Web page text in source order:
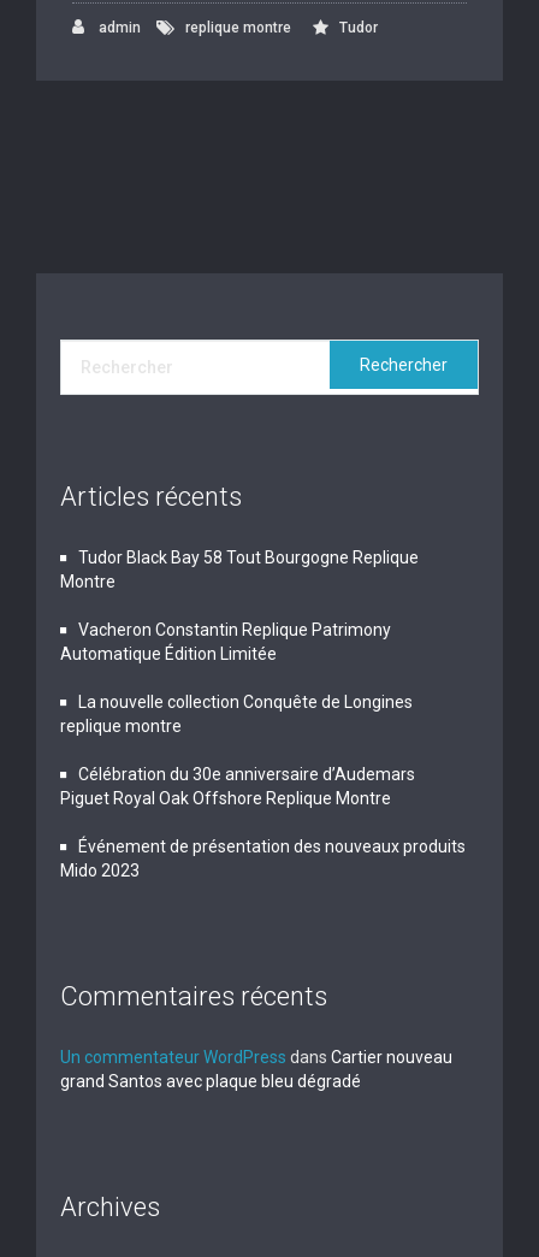
admin replique montre Tudor
Articles récents
Tudor Black Bay 58 Tout Bourgogne Replique
Montre
Vacheron Constantin Replique Patrimony
Automatique Édition Limitée
La nouvelle collection Conquête de Longines
replique montre
Célébration du 30e anniversaire d’Audemars
Piguet Royal Oak Offshore Replique Montre
Événement de présentation des nouveaux produits
Mido 2023
Commentaires récents
Un commentateur WordPress dans Cartier nouveau
grand Santos avec plaque bleu dégradé
Archives